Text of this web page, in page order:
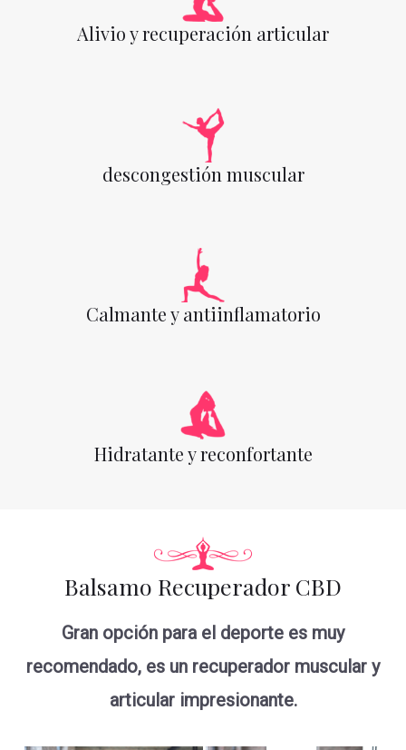
Alivio y recuperación articular
descongestión muscular
Calmante y antiinflamatorio
Hidratante y reconfortante
Balsamo Recuperador CBD
Gran opción para el deporte es muy
recomendado, es un recuperador muscular y
articular impresionante.